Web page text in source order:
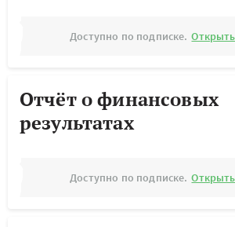
Доступно по подписке.
Отчёт о финансовых
результатах
Доступно по подписке.